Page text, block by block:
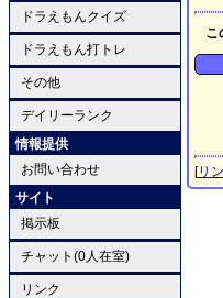
ドラえもんクイズ
ドラえもん打トレ
その他
デイリーランク
情報提供
お問い合わせ
サイト
掲示板
チャット(0人在室)
リンク
こ
[リ